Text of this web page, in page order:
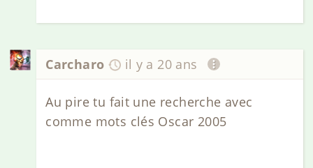
Carcharo il y a 20 ans
Au pire tu fait une recherche avec
comme mots clés Oscar 2005